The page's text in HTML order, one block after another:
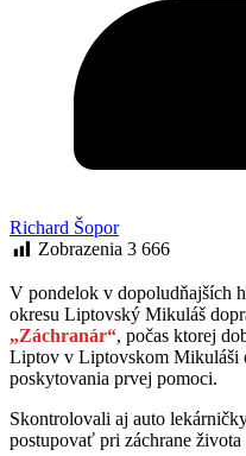
Richard Šopor
Zobrazenia 3 666
V pondelok v dopoludňajších
okresu Liptovský Mikuláš
„Záchranár“, počas ktorej
Liptov v Liptovskom Mikuláši
poskytovania prvej pomoci.
Skontrolovali aj auto
postupovať pri záchrane života